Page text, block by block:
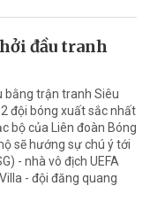
đầu tranh
bằng trận tranh Siêu
đội bóng xuất sắc nhất
bộ của Liên đoàn Bóng
sẽ hướng sự chú ý tới
- nhà vô địch UEFA
- đội đăng quang